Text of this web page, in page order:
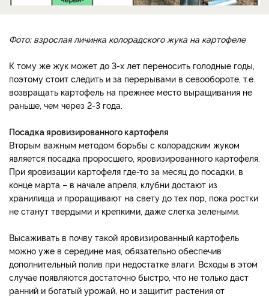
Фото: взрослая личинка колорадского жука на картофеле
К тому же жук может до 3-х лет переносить голодные годы,
поэтому стоит следить и за перерывами в севообороте, т.е.
возвращать картофель на прежнее место выращивания не
раньше, чем через 2-3 года.
Посадка яровизированного картофеля
Вторым важным методом борьбы с колорадским жуком
является посадка проросшего, яровизированного картофеля.
При яровизации картофеля где-то за месяц до посадки, в
конце марта – в начале апреля, клубни достают из
хранилища и проращивают на свету до тех пор, пока ростки
не станут твердыми и крепкими, даже слегка зелеными.
Высаживать в почву такой яровизированный картофель
можно уже в середине мая, обязательно обеспечив
дополнительный полив при недостатке влаги. Всходы в этом
случае появляются достаточно быстро, что не только даст
ранний и богатый урожай, но и защитит растения от